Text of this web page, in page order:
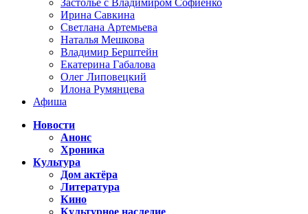
Застолье с Владимиром Софиенко
Ирина Савкина
Светлана Артемьева
Наталья Мешкова
Владимир Берштейн
Екатерина Габалова
Олег Липовецкий
Илона Румянцева
Афиша
Новости
Анонс
Хроника
Культура
Дом актёра
Литература
Кино